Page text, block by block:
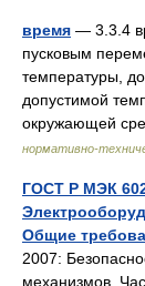
время — 3.3.4
пусковым
температуры,
допустимой
окружающей
нормативно-
ГОСТ Р МЭК
Общие
2007:
механизмов.